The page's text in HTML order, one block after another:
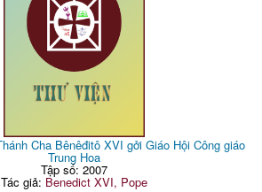
Cha Bênêđitô XVI gởi Giáo Hội Công giáo
Trung Hoa
Tập số: 2007
Tác giả: Benedict XVI, Pope